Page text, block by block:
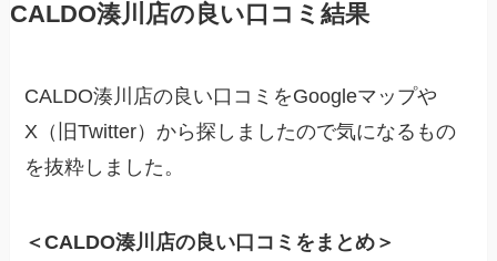
CALDO湊川店の良い口コミ結果
CALDO湊川店の良い口コミをGoogleマップや
X（旧Twitter）から探しましたので気になるもの
を抜粋しました。
＜CALDO湊川店の良い口コミをまとめ＞